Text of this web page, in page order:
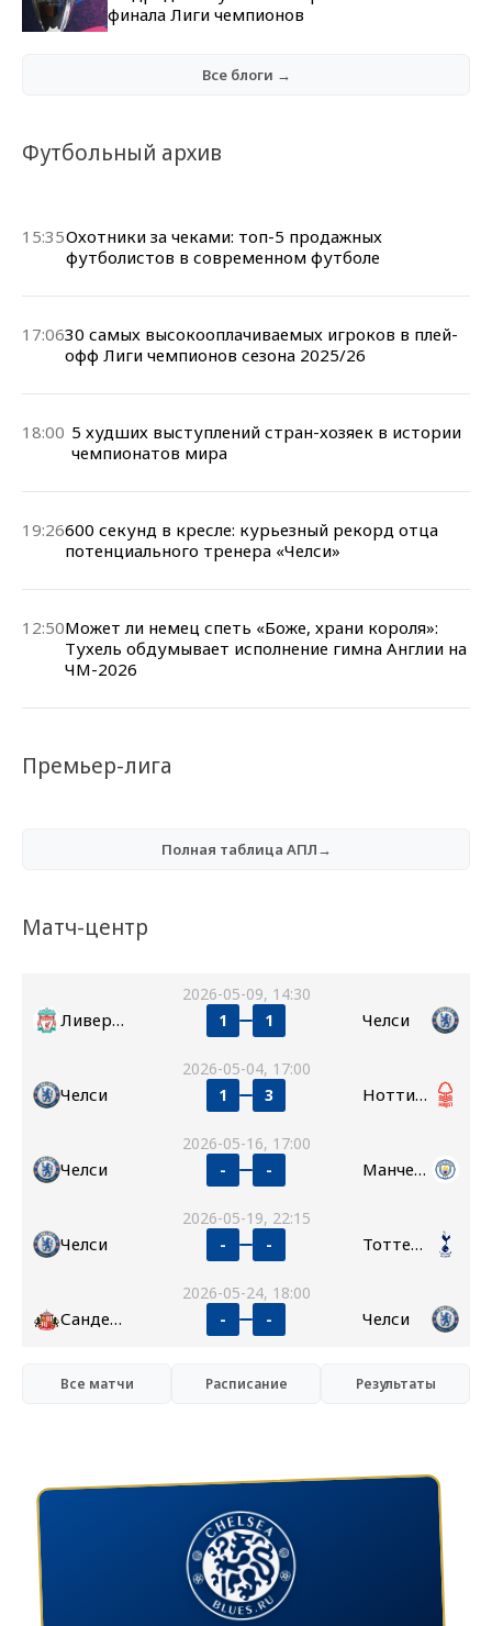
финала Лиги чемпионов
Все блоги →
Футбольный архив
15:35Охотники за чеками: топ-5 продажных
футболистов в современном футболе
17:0630 самых высокооплачиваемых игроков в плей-
офф Лиги чемпионов сезона 2025/26
18:00 5 худших выступлений стран-хозяек в истории
чемпионатов мира
19:26600 секунд в кресле: курьезный рекорд отца
потенциального тренера «Челси»
12:50Может ли немец спеть «Боже, храни короля»:
Тухель обдумывает исполнение гимна Англии на
ЧМ-2026
Премьер-лига
Полная таблица АПЛ→
Матч-центр
2026-05-09, 14:30
Ливерпуль 1 1 Челси
2026-05-04, 17:00
Челси 1 3 Ноттингем Форест
2026-05-16, 17:00
Челси - - Манчестер Сити
2026-05-19, 22:15
Челси - - Тоттенхэм
2026-05-24, 18:00
Сандерленд - - Челси
Все матчи Расписание Результаты